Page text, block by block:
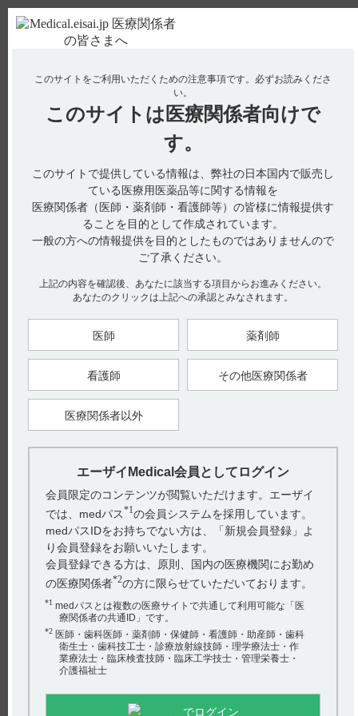
使用期限検索 Drug Information
全ての項目を対象
アクトネル 38
アプニション
アリセプト 40
イノベロン
エクフィナ
エピレオプチマル 38
エラスチーム 30
このサイトをご利用いただくための注意事項です。 必ずお読みくださ
い。
このサイトは 医療関係者向けで
す。
このサイトで提供している情報は、弊社の日本国内で販売し
ている医療用医薬品等に関する情報を
医療関係者（医師・薬剤師・看護師等）の皆様に情報提供す
ることを目的として作成されています。
一般の方への情報提供を目的としたものではありませんので
ご了承ください。
上記の内容を確認後、あなたに該当する項目からお進みください。
あなたのクリックは上記への承認とみなされます。
医師 薬剤師
看護師 その他医療関係者
医療関係者以外
エーザイMedical会員としてログイン
会員限定のコンテンツが閲覧いただけます。エーザイ
では、medパス*1の会員システムを採用しています。
medパスIDをお持ちでない方は、「新規会員登録」よ
り会員登録をお願いいたします。
会員登録できる方は、原則、国内の医療機関にお勤め
の医療関係者*2の方に限らせていただいております。
*1 medパスとは複数の医療サイトで共通して利用可能な「医
療関係者の共通ID」です。
*2 医師・歯科医師・薬剤師・保健師・看護師・助産師・歯科
衛生士・歯科技工士・診療放射線技師・理学療法士・作
業療法士・臨床検査技師・臨床工学技士・管理栄養士・
介護福祉士
でログイン
hhcホットライン
フリーダイヤル0120-419-497
インターネットでのお問い合わせ
製品情報